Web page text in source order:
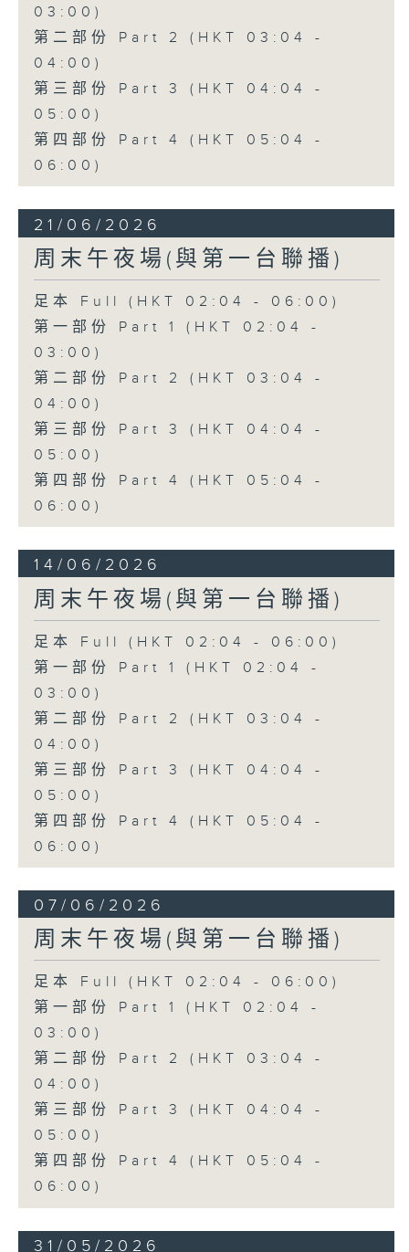
03:00)
第二部份 Part 2 (HKT 03:04 -
04:00)
第三部份 Part 3 (HKT 04:04 -
05:00)
第四部份 Part 4 (HKT 05:04 -
06:00)
21/06/2026
周末午夜場(與第一台聯播)
足本 Full (HKT 02:04 - 06:00)
第一部份 Part 1 (HKT 02:04 -
03:00)
第二部份 Part 2 (HKT 03:04 -
04:00)
第三部份 Part 3 (HKT 04:04 -
05:00)
第四部份 Part 4 (HKT 05:04 -
06:00)
14/06/2026
周末午夜場(與第一台聯播)
足本 Full (HKT 02:04 - 06:00)
第一部份 Part 1 (HKT 02:04 -
03:00)
第二部份 Part 2 (HKT 03:04 -
04:00)
第三部份 Part 3 (HKT 04:04 -
05:00)
第四部份 Part 4 (HKT 05:04 -
06:00)
07/06/2026
周末午夜場(與第一台聯播)
足本 Full (HKT 02:04 - 06:00)
第一部份 Part 1 (HKT 02:04 -
03:00)
第二部份 Part 2 (HKT 03:04 -
04:00)
第三部份 Part 3 (HKT 04:04 -
05:00)
第四部份 Part 4 (HKT 05:04 -
06:00)
31/05/2026